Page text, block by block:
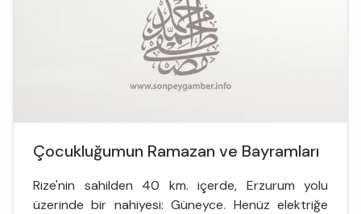
Çocukluğumun Ramazan ve Bayramları
Rize'nin sahilden 40 km. içerde, Erzurum yolu
üzerinde bir nahiyesi: Güneyce. Henüz elektriğe